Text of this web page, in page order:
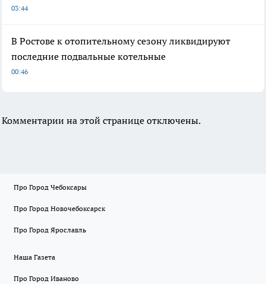
03:44
В Ростове к отопительному сезону ликвидируют
последние подвальные котельные
00:46
Комментарии на этой странице отключены.
Про Город Чебоксары
Про Город Новочебоксарск
Про Город Ярославль
Наша Газета
Про Город Иваново